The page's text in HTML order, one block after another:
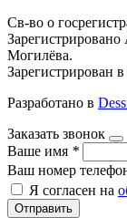
Св-во о
Могилёва.
Зарегистрирован
Разработано в
Заказать звонок
Ваше имя *
Ваш номер
Я согласен на
Отправить